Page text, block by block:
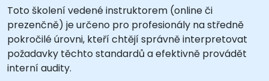
Toto školení vedené instruktorem (online či
prezenčně) je určeno pro profesionály na středně
pokročilé úrovni, kteří chtějí správně interpretovat
požadavky těchto standardů a efektivně provádět
interní audity.